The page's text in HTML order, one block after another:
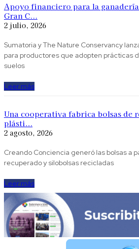
Apoyo financiero para la
Gran C...
2 julio, 2026
Sumatoria y The Nature Conservancy
para productores que adopten prácticas de conservación de los
suelos
Leer más
Una cooperativa fabrica bolsas de
plásti...
2 agosto, 2026
Creando Conciencia generó las bolsas a
recuperado y silobolsas recicladas
Leer más